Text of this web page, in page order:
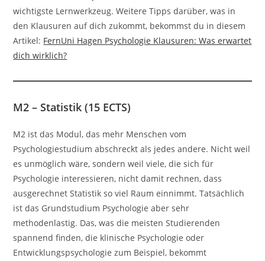
wichtigste Lernwerkzeug. Weitere Tipps darüber, was in
den Klausuren auf dich zukommt, bekommst du in diesem
Artikel: FernUni Hagen Psychologie Klausuren: Was erwartet
dich wirklich?
M2 – Statistik (15 ECTS)
M2 ist das Modul, das mehr Menschen vom
Psychologiestudium abschreckt als jedes andere. Nicht weil
es unmöglich wäre, sondern weil viele, die sich für
Psychologie interessieren, nicht damit rechnen, dass
ausgerechnet Statistik so viel Raum einnimmt. Tatsächlich
ist das Grundstudium Psychologie aber sehr
methodenlastig. Das, was die meisten Studierenden
spannend finden, die klinische Psychologie oder
Entwicklungspsychologie zum Beispiel, bekommt